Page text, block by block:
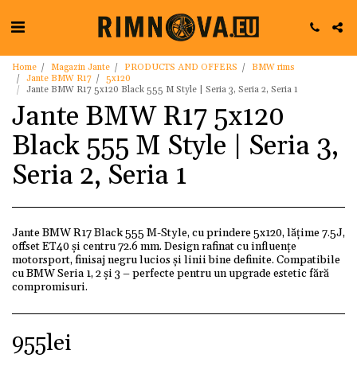
Home Magazin Jante PRODUCTS AND OFFERS
BMW rims
Jante BMW R17
5x120
Jante BMW R17 5x120 Black 555 M Style | Seria 3, Seria 2, Seria 1
Jante BMW R17 5x120
Black 555 M Style | Seria 3,
Seria 2, Seria 1
Jante BMW R17 Black 555 M-Style, cu prindere 5x120, lățime 7.5J,
offset ET40 și centru 72.6 mm. Design rafinat cu influențe
motorsport, finisaj negru lucios și linii bine definite. Compatibile
cu BMW Seria 1, 2 și 3 – perfecte pentru un upgrade estetic fără
compromisuri.
955lei